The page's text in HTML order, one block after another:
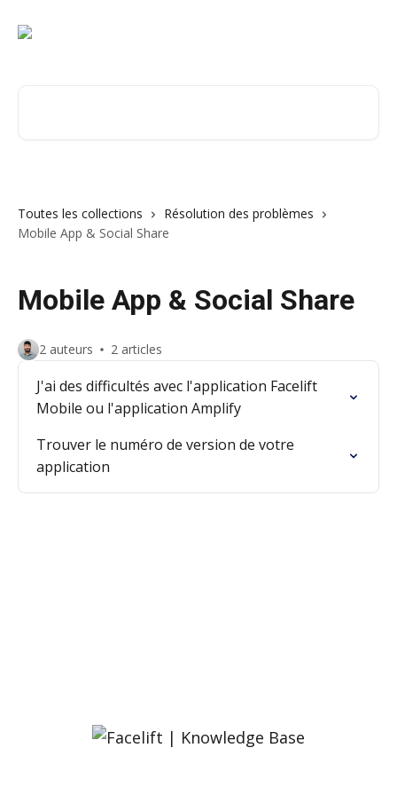
Toutes les collections
Résolution des problèmes
Mobile App & Social Share
Mobile App & Social Share
2 auteurs 2 articles
J'ai des difficultés avec l'application Facelift
Mobile ou l'application Amplify
Trouver le numéro de version de votre
application